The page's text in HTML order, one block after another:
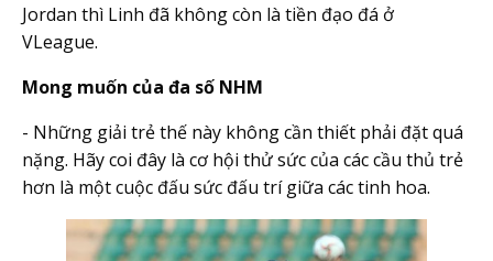
Jordan thì Linh đã không còn là tiền đạo đá ở
VLeague.
Mong muốn của đa số NHM
- Những giải trẻ thế này không cần thiết phải đặt quá
nặng. Hãy coi đây là cơ hội thử sức của các cầu thủ trẻ
hơn là một cuộc đấu sức đấu trí giữa các tinh hoa.